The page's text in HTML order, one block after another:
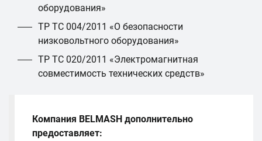
оборудования»
ТР ТС 004/2011 «О безопасности
низковольтного оборудования»
ТР ТС 020/2011 «Электромагнитная
совместимость технических средств»
Компания BELMASH дополнительно
предоставляет: